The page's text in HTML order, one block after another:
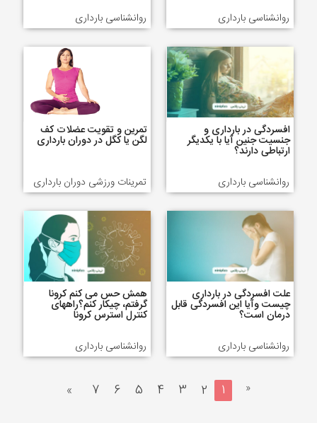
روانشناسی بارداری
روانشناسی بارداری
افسردگی در بارداری و
جنسیت جنین آیا با یکدیگر
ارتباطی دارند؟
روانشناسی بارداری
تمرین و تقویت عضلات کف
لگن یا کگل در دوران بارداری
تمرینات ورزشی دوران بارداری
علت افسردگی در بارداری
چیست وآیا این افسردگی قابل
درمان است؟
روانشناسی بارداری
همش حس می کنم کرونا
گرفتم، چیکار کنم؟راههای
کنترل استرس کرونا
روانشناسی بارداری
«
1
2
3
4
5
6
7
»